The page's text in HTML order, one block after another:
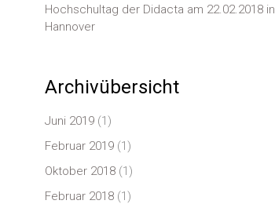
Hochschultag der Didacta am 22.02.2018 in
Hannover
Archivübersicht
Juni 2019 (1)
Februar 2019 (1)
Oktober 2018 (1)
Februar 2018 (1)